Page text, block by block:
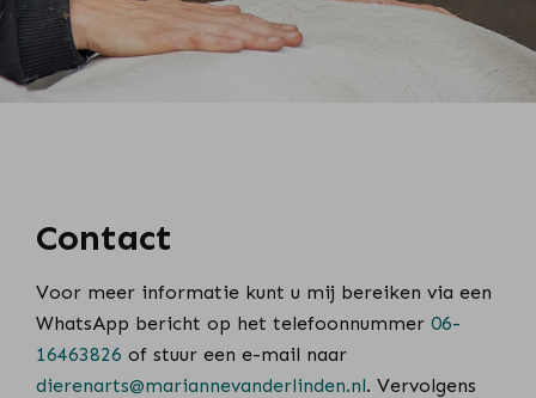
Contact
Voor meer informatie kunt u mij bereiken via een
WhatsApp bericht op het telefoonnummer 06-
16463826 of stuur een e-mail naar
dierenarts@mariannevanderlinden.nl. Vervolgens